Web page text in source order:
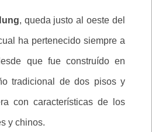
, queda justo al oeste del
ha pertenecido siempre a
que fue construído en
tradicional de dos pisos y
con características de los
y chinos.